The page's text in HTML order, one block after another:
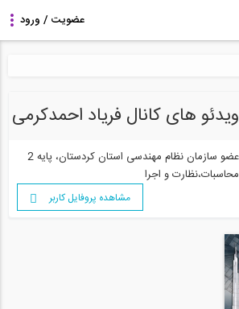
ویدئو های کانال فریاد احمدکرمی
عضو سازمان نظام مهندسی استان کردستان، پایه 2
محاسبات،نظارت و اجرا
مشاهده پروفایل کاربر